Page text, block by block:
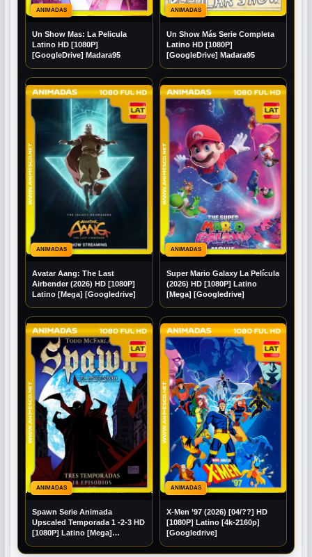
ANIMADAS
Un Show Mas: La Pelicula
Latino HD [1080P]
[GoogleDrive] Madara95
ANIMADAS
Un Show Más Serie Completa
Latino HD [1080P]
[GoogleDrive] Madara95
ANIMADAS
Avatar Aang: The Last
Airbender (2026) HD [1080P]
Latino [Mega] [Googledrive]
ANIMADAS
Super Mario Galaxy La Película
(2026) HD [1080P] Latino
[Mega] [Googledrive]
ANIMADAS
Spawn Serie Animada
Upscaled Temporada 1 -2-3 HD
[1080P] Latino [Mega]
ANIMADAS
X-Men ’97 (2026) [04/??] HD
[1080P] Latino [4k-2160p]
[Googledrive]